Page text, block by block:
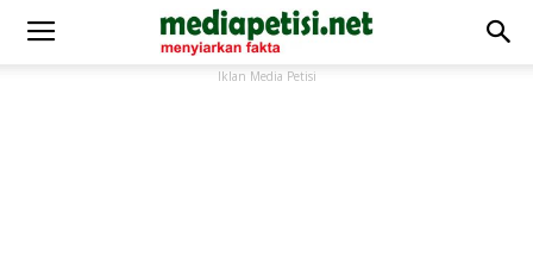
Iklan Media Petisi